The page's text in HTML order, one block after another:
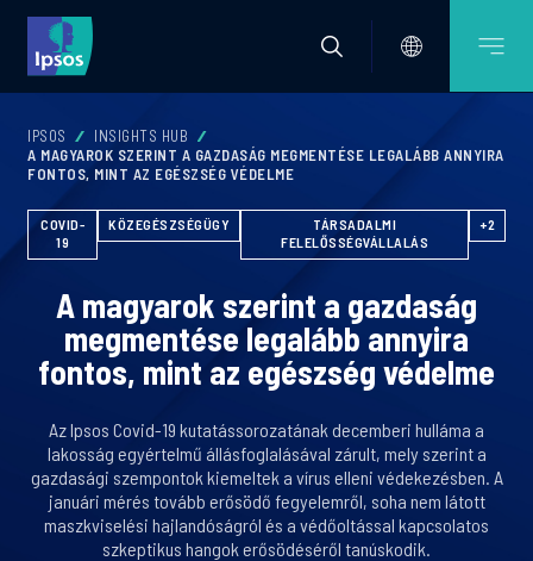
IPSOS
INSIGHTS HUB
A MAGYAROK SZERINT A GAZDASÁG MEGMENTÉSE LEGALÁBB ANNYIRA
FONTOS, MINT AZ EGÉSZSÉG VÉDELME
COVID-
19
KÖZEGÉSZSÉGÜGY
TÁRSADALMI
FELELŐSSÉGVÁLLALÁS
+2
A magyarok szerint a gazdaság
megmentése legalább annyira
fontos, mint az egészség védelme
Az Ipsos Covid-19 kutatássorozatának decemberi hulláma a
lakosság egyértelmű állásfoglalásával zárult, mely szerint a
gazdasági szempontok kiemeltek a vírus elleni védekezésben. A
januári mérés tovább erősödő fegyelemről, soha nem látott
maszkviselési hajlandóságról és a védőoltással kapcsolatos
szkeptikus hangok erősödéséről tanúskodik.